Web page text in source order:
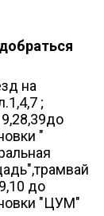
на
;
"
до
"ЦУМ"